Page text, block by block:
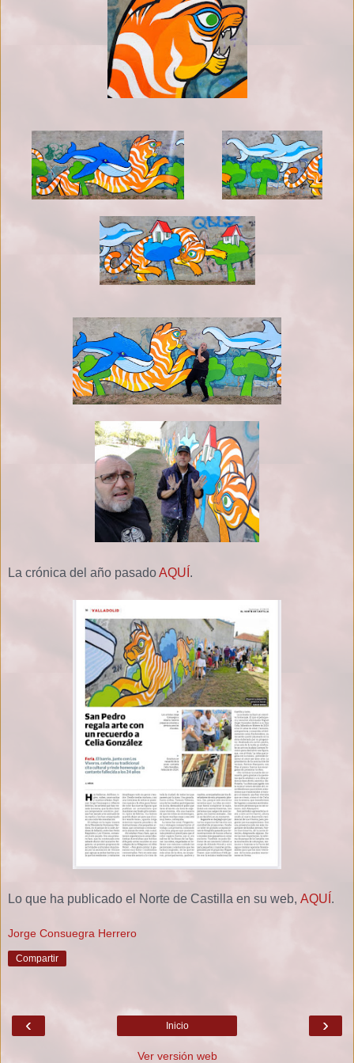
La crónica del año pasadoAQUÍ .
Lo que ha publicado el Norte de Castilla en su web, AQUÍ .
Jorge Consuegra Herrero
Compartir
‹ ›
Inicio
Ver versión web